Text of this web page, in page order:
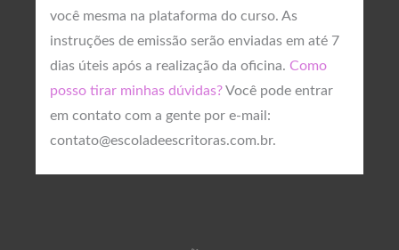
você mesma na plataforma do curso. As
instruções de emissão serão enviadas em até 7
dias úteis após a realização da oficina. Como
posso tirar minhas dúvidas? Você pode entrar
em contato com a gente por e-mail:
contato@escoladeescritoras.com.br.